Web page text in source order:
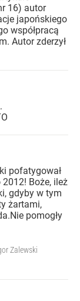
16) autor
japońskiego
współpracą
Autor zderzył
pofatygował
Boże, ileż
gdyby w tym
żartami,
pomogły
Zalewski